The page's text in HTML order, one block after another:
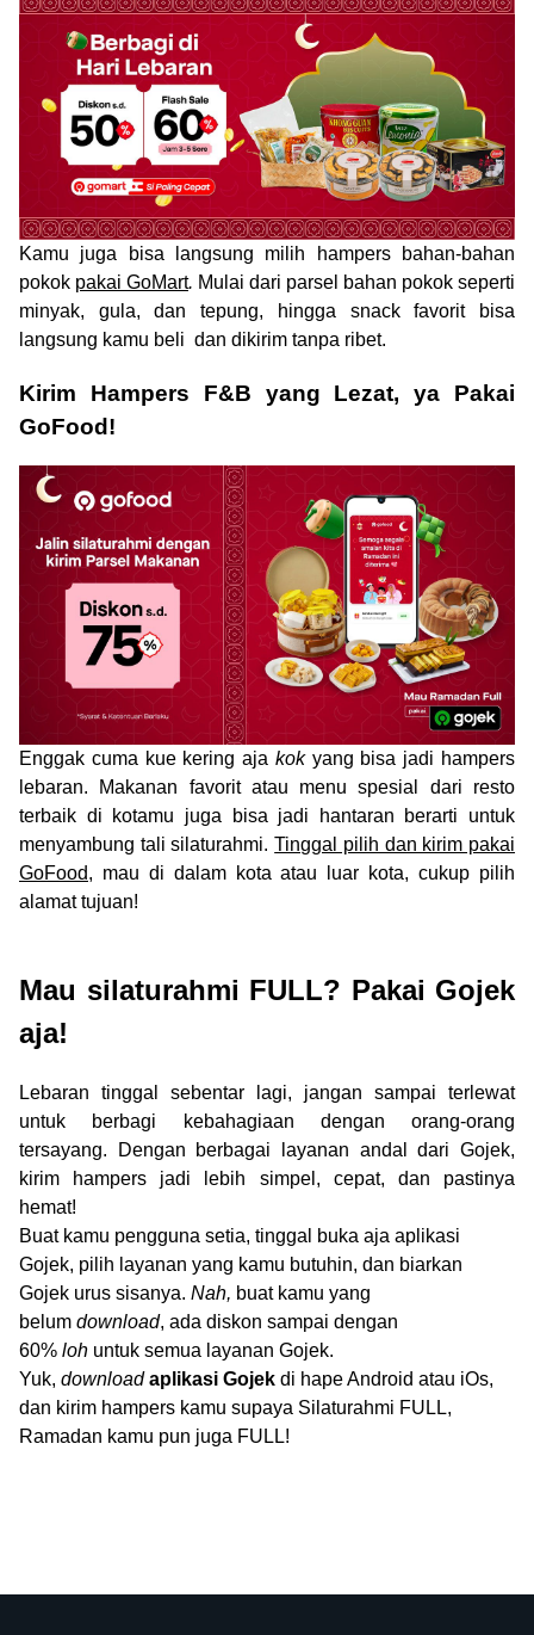
Kamu juga bisa langsung milih hampers bahan-bahan
pokok pakai GoMart. Mulai dari parsel bahan pokok seperti
minyak, gula, dan tepung, hingga snack favorit bisa
langsung kamu beli dan dikirim tanpa ribet.
Kirim Hampers F&B yang Lezat, ya Pakai
GoFood!
Enggak cuma kue kering aja kok yang bisa jadi hampers
lebaran. Makanan favorit atau menu spesial dari resto
terbaik di kotamu juga bisa jadi hantaran berarti untuk
menyambung tali silaturahmi.Tinggal pilih dan kirim pakai
GoFood, mau di dalam kota atau luar kota, cukup pilih
alamat tujuan!
Mau silaturahmi FULL? Pakai Gojek
aja!
Lebaran tinggal sebentar lagi, jangan sampai terlewat
untuk berbagi kebahagiaan dengan orang-orang
tersayang. Dengan berbagai layanan andal dari Gojek,
kirim hampers jadi lebih simpel, cepat, dan pastinya
hemat!
Buat kamu pengguna setia, tinggal buka aja aplikasi
Gojek, pilih layanan yang kamu butuhin, dan biarkan
Gojek urus sisanya. Nah, buat kamu yang
belum download, ada diskon sampai dengan
60% loh untuk semua layanan Gojek.
Yuk, downloadaplikasi Gojek di hape Android atau iOs,
dan kirim hampers kamu supaya Silaturahmi FULL,
Ramadan kamu pun juga FULL!